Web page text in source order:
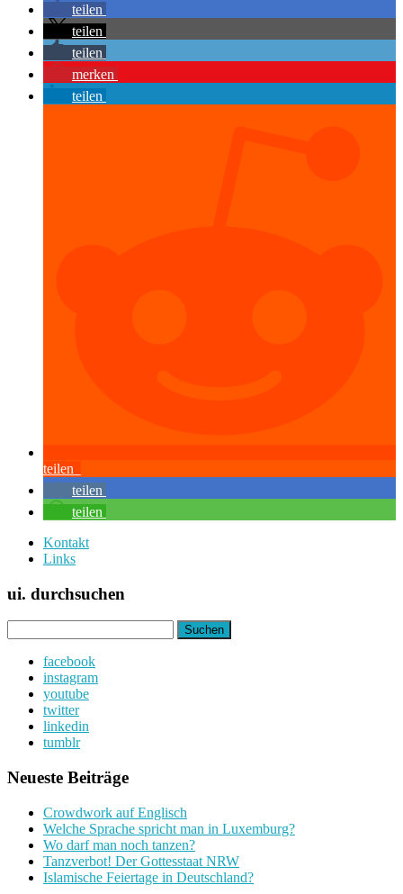
teilen
teilen
teilen
merken
teilen
teilen
teilen
teilen
Kontakt
Links
ui. durchsuchen
nach:
facebook
instagram
youtube
twitter
linkedin
tumblr
Neueste Beiträge
Crowdwork auf Englisch
Welche Sprache spricht man in Luxemburg?
Wo darf man noch tanzen?
Tanzverbot! Der Gottesstaat NRW
Islamische Feiertage in Deutschland?